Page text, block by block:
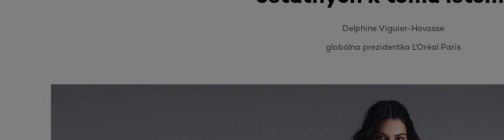
Delphine Viguier-Hovasse
globálna prezidentka L'Oréal Paris